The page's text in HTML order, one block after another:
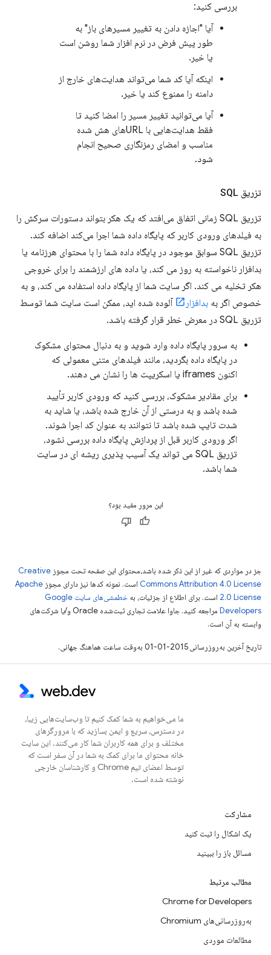
بررسی کنید:
آیا "اجازه دادن به تغییر مسیرهای باز" به
طور پیش فرض در نرم افزار شما روشن است
یا خیر.
اینکه آیا کد شما می‌تواند هدایت‌های خارج از
دامنه را ممنوع کند یا خیر.
آیا می‌توانید تغییر مسیر را امضا کنید تا
فقط هدایت‌هایی با URLهای هش شده
مناسب و امضای رمزنگاری صحیح انجام
شود.
تزریق SQL
تزریق SQL زمانی اتفاق می‌افتد که یک هکر بتواند دستورات سرکش را
به فیلدهای ورودی کاربر که پایگاه داده شما اجرا می‌کند اضافه کند.
تزریق SQL سوابق موجود در پایگاه داده شما را با محتوای هرزنامه یا
بدافزار ناخواسته به روز می کند، یا داده های ارزشمند را برای خروجی
هکر تخلیه می کند. اگر سایت شما از پایگاه داده استفاده می کند، و به
خصوص اگر به بدافزار
آلوده شده اید، ممکن است سایت شما توسط
تزریق SQL در معرض خطر قرار گرفته باشد.
به سرور پایگاه داده وارد شوید و به دنبال محتوای مشکوک
در پایگاه داده بگردید، مانند فیلدهای متنی معمولی که
اکنون iframes یا اسکریپت ها را نشان می دهند.
برای مقادیر مشکوک، بررسی کنید که ورودی کاربر تأیید
شده باشد و به درستی از آن خارج شده باشد، یا شاید به
شدت تایپ شده باشد تا نتوانند به عنوان کد اجرا شوند.
اگر ورودی کاربر قبل از پردازش پایگاه داده بررسی نشود،
تزریق SQL می تواند یک آسیب پذیری ریشه ای در سایت
شما باشد.
این مرور مفید بود؟
جز در مواردی که غیر از این ذکر شده باشد،‌محتوای این صفحه تحت مجوز Creative
Commons Attribution 4.0 License است. نمونه کدها نیز دارای مجوز Apache
2.0 License است. برای اطلاع از جزئیات، به
خطمشی‌های سایت Google
Developers‏
مراجعه کنید. جاوا علامت تجاری ثبت‌شده Oracle و/یا شرکت‌های
وابسته به آن است.
تاریخ آخرین به‌روزرسانی 2015-01-01 به‌وقت ساعت هماهنگ جهانی.
ما می‌خواهیم به شما کمک کنیم تا وب‌سایت‌هایی زیبا،
در دسترس، سریع و ایمن بسازید که با مرورگرهای
مختلف و برای همه کاربران شما کار می‌کنند. این سایت
خانه محتوای ما برای کمک به شما در آن سفر است که
توسط اعضای تیم Chrome و کارشناسان خارجی
نوشته شده است.
مشارکت
یک اشکال را ثبت کنید
مسائل باز را ببینید
مطالب مرتبط
Chrome for Developers
به‌روزرسانی‌های Chromium
مطالعات موردی